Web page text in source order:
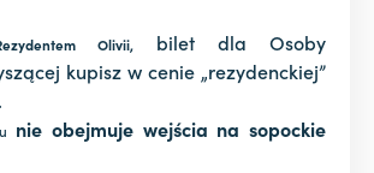
Olivii,
bilet dla Osoby
kupisz w cenie „rezydenckiej”
nie obejmuje wejścia na sopockie